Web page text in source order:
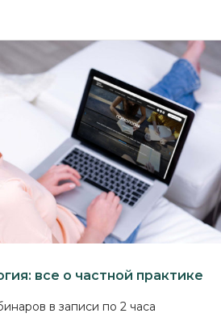
все о частной практике
в записи по 2 часа